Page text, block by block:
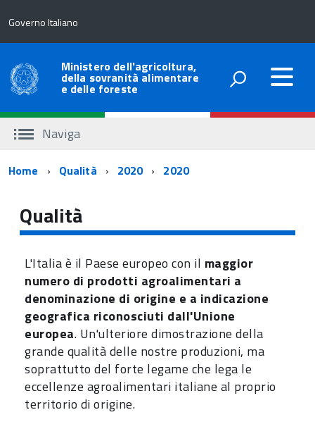
Governo Italiano
Ministero dell'agricoltura,
della sovranità alimentare
e delle foreste
Naviga
Percorso
navigazione
Home Qualità 2020 2020
Qualità
L'Italia è il Paese europeo con il maggior
numero di prodotti agroalimentari a
denominazione di origine e a indicazione
geografica riconosciuti dall'Unione
europea. Un'ulteriore dimostrazione della
grande qualità delle nostre produzioni, ma
soprattutto del forte legame che lega le
eccellenze agroalimentari italiane al proprio
territorio di origine.